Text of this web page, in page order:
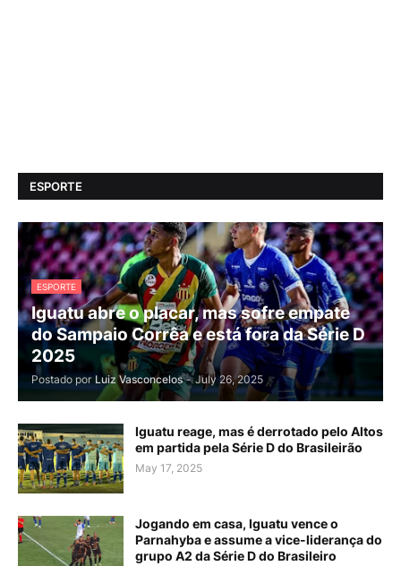
ESPORTE
ESPORTE
Iguatu abre o placar, mas sofre empate
do Sampaio Corrêa e está fora da Série D
2025
Postado por Luiz Vasconcelos - July 26, 2025
Iguatu reage, mas é derrotado pelo Altos
em partida pela Série D do Brasileirão
May 17, 2025
Jogando em casa, Iguatu vence o
Parnahyba e assume a vice-liderança do
grupo A2 da Série D do Brasileiro